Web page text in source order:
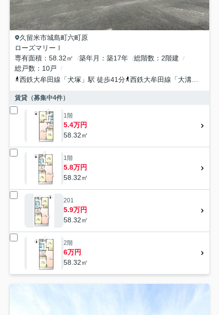
久留米市城島町六町原
ローズマリーⅠ
専有面積
58.32㎡ 築年月 築17年 総階数
2階建
総戸数
10戸
西鉄大牟田線 「犬塚 」駅 徒歩41分 西鉄大牟田線 「大溝
賃貸（募集中4件）
1階
5.4万円
58.32㎡
1階
5.8万円
58.32㎡
201
5.9万円
58.32㎡
2階
6万円
58.32㎡